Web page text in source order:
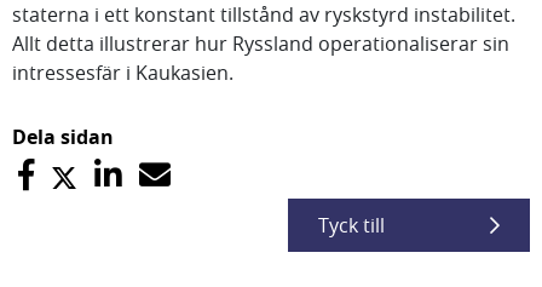
staterna i ett konstant tillstånd av ryskstyrd instabilitet.
Allt detta illustrerar hur Ryssland operationaliserar sin
intressesfär i Kaukasien.
Dela sidan
Tyck till